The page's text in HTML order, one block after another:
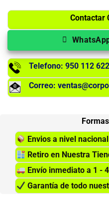
Contactar
Telefono: 950 112
Correo:
Envios a nivel
Retiro en Nuestra
Envío inmediato a 1 -
Garantía de todo